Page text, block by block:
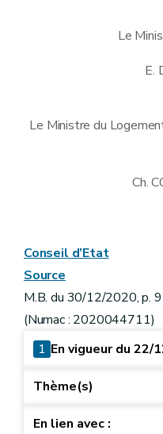
Le
E.
Le Ministre du
Ch.
Conseil d’Etat
Source
M.B. du 30/12/2020, p.
(Numac : 2020044711)
1 En vigueur du 22/
Thème(s)
En lien avec :